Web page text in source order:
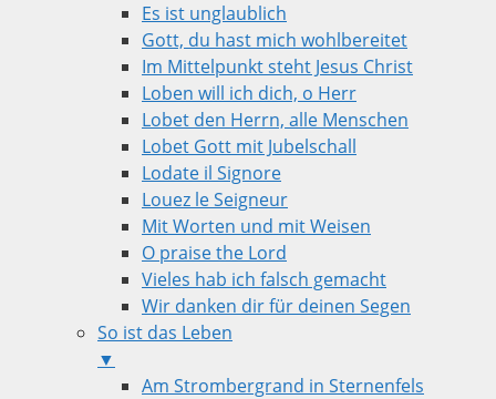
Es ist unglaublich
Gott, du hast mich wohlbereitet
Im Mittelpunkt steht Jesus Christ
Loben will ich dich, o Herr
Lobet den Herrn, alle Menschen
Lobet Gott mit Jubelschall
Lodate il Signore
Louez le Seigneur
Mit Worten und mit Weisen
O praise the Lord
Vieles hab ich falsch gemacht
Wir danken dir für deinen Segen
So ist das Leben
▼
Am Strombergrand in Sternenfels